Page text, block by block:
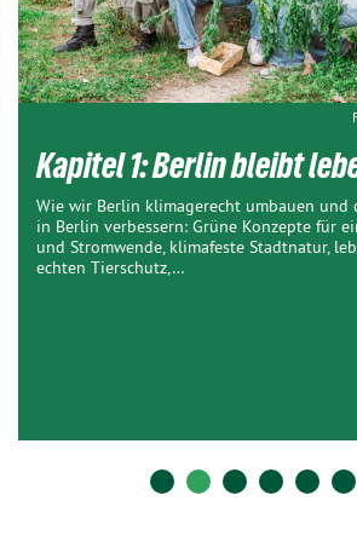
Kapitel 1: Berlin bleibt
Wie wir Berlin klimagerecht umbauen und
in Berlin verbessern: Grüne Konzepte für
und Stromwende, klimafeste Stadtnatur,
echten Tierschutz,…